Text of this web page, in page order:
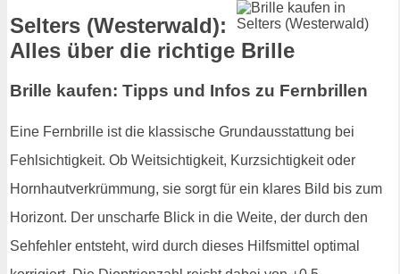
Selters (Westerwald):
Alles über die richtige Brille
Brille kaufen: Tipps und Infos zu Fernbrillen
Eine Fernbrille ist die klassische Grundausstattung bei
Fehlsichtigkeit. Ob Weitsichtigkeit, Kurzsichtigkeit oder
Hornhautverkrümmung, sie sorgt für ein klares Bild bis zum
Horizont. Der unscharfe Blick in die Weite, der durch den
Sehfehler entsteht, wird durch dieses Hilfsmittel optimal